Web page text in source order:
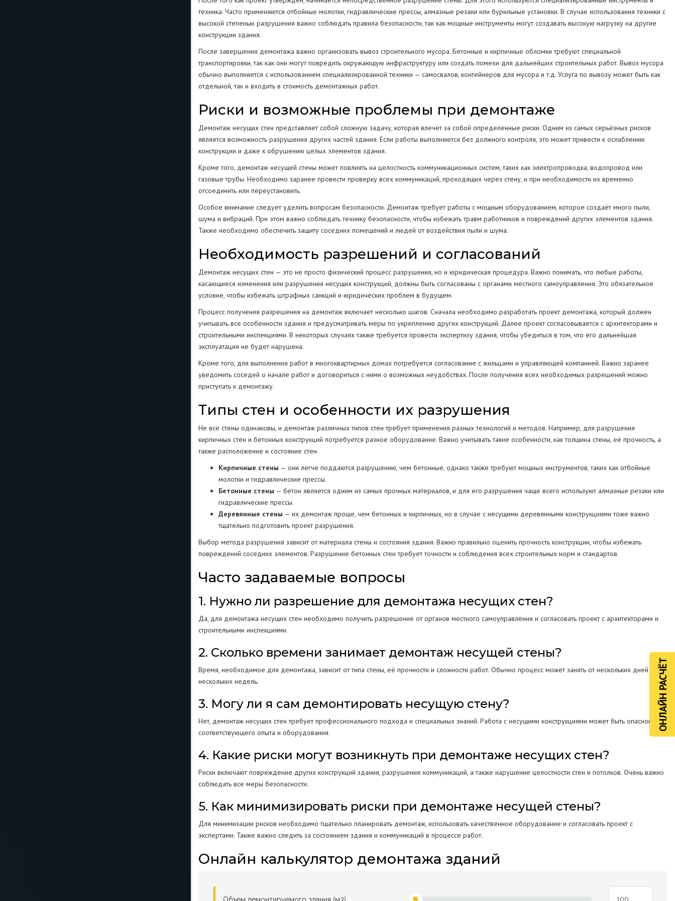
ОНЛАЙН РАСЧЁТ
техника. Часто применяются отбойные молотки, гидравлические прессы, алмазные резаки или бурильные установки. В случае использования техники с
высокой степенью разрушения важно соблюдать правила безопасности, так как мощные инструменты могут создавать высокую нагрузку на другие
конструкции здания.
После завершения демонтажа важно организовать вывоз строительного мусора. Бетонные и кирпичные обломки требуют специальной
транспортировки, так как они могут повредить окружающую инфраструктуру или создать помехи для дальнейших строительных работ. Вывоз мусора
обычно выполняется с использованием специализированной техники — самосвалов, контейнеров для мусора и т.д. Услуга по вывозу может быть как
отдельной, так и входить в стоимость демонтажных работ.
Риски и возможные проблемы при демонтаже
Демонтаж несущих стен представляет собой сложную задачу, которая влечет за собой определенные риски. Одним из самых серьёзных рисков
является возможность разрушения других частей здания. Если работы выполняются без должного контроля, это может привести к ослаблению
конструкции и даже к обрушению целых элементов здания.
Кроме того, демонтаж несущей стены может повлиять на целостность коммуникационных систем, таких как электропроводка, водопровод или
газовые трубы. Необходимо заранее провести проверку всех коммуникаций, проходящих через стену, и при необходимости их временно
отсоединить или переустановить.
Особое внимание следует уделить вопросам безопасности. Демонтаж требует работы с мощным оборудованием, которое создаёт много пыли,
шума и вибраций. При этом важно соблюдать технику безопасности, чтобы избежать травм работников и повреждений других элементов здания.
Также необходимо обеспечить защиту соседних помещений и людей от воздействия пыли и шума.
Необходимость разрешений и согласований
Демонтаж несущих стен — это не просто физический процесс разрушения, но и юридическая процедура. Важно понимать, что любые работы,
касающиеся изменения или разрушения несущих конструкций, должны быть согласованы с органами местного самоуправления. Это обязательное
условие, чтобы избежать штрафных санкций и юридических проблем в будущем.
Процесс получения разрешения на демонтаж включает несколько шагов. Сначала необходимо разработать проект демонтажа, который должен
учитывать все особенности здания и предусматривать меры по укреплению других конструкций. Далее проект согласовывается с архитекторами и
строительными инспекциями. В некоторых случаях также требуется провести экспертизу здания, чтобы убедиться в том, что его дальнейшая
эксплуатация не будет нарушена.
Кроме того, для выполнения работ в многоквартирных домах потребуется согласование с жильцами и управляющей компанией. Важно заранее
уведомить соседей о начале работ и договориться с ними о возможных неудобствах. После получения всех необходимых разрешений можно
приступать к демонтажу.
Типы стен и особенности их разрушения
Не все стены одинаковы, и демонтаж различных типов стен требует применения разных технологий и методов. Например, для разрушения
кирпичных стен и бетонных конструкций потребуется разное оборудование. Важно учитывать такие особенности, как толщина стены, её прочность, а
также расположение и состояние стен.
Кирпичные стены — они легче поддаются разрушению, чем бетонные, однако также требуют мощных инструментов, таких как отбойные
молотки и гидравлические прессы.
Бетонные стены — бетон является одним из самых прочных материалов, и для его разрушения чаще всего используют алмазные резаки или
гидравлические прессы.
Деревянные стены — их демонтаж проще, чем бетонных и кирпичных, но в случае с несущими деревянными конструкциями тоже важно
тщательно подготовить проект разрушения.
Выбор метода разрушения зависит от материала стены и состояния здания. Важно правильно оценить прочность конструкции, чтобы избежать
повреждений соседних элементов. Разрушение бетонных стен требует точности и соблюдения всех строительных норм и стандартов.
Часто задаваемые вопросы
1. Нужно ли разрешение для демонтажа несущих стен?
Да, для демонтажа несущих стен необходимо получить разрешение от органов местного самоуправления и согласовать проект с архитекторами и
строительными инспекциями.
2. Сколько времени занимает демонтаж несущей стены?
Время, необходимое для демонтажа, зависит от типа стены, её прочности и сложности работ. Обычно процесс может занять от нескольких дней до
нескольких недель.
3. Могу ли я сам демонтировать несущую стену?
Нет, демонтаж несущих стен требует профессионального подхода и специальных знаний. Работа с несущими конструкциями может быть опасной без
соответствующего опыта и оборудования.
4. Какие риски могут возникнуть при демонтаже несущих стен?
Риски включают повреждение других конструкций здания, разрушение коммуникаций, а также нарушение целостности стен и потолков. Очень важно
соблюдать все меры безопасности.
5. Как минимизировать риски при демонтаже несущей стены?
Для минимизации рисков необходимо тщательно планировать демонтаж, использовать качественное оборудование и согласовать проект с
экспертами. Также важно следить за состоянием здания и коммуникаций в процессе работ.
Онлайн калькулятор демонтажа зданий